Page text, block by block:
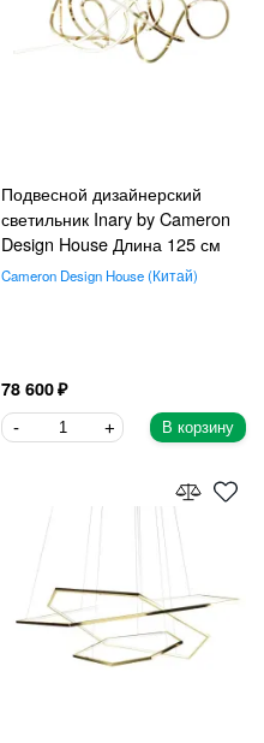
Подвесной дизайнерский
светильник Inary by Cameron
Design House Длина 125 см
Cameron Design House Китай
78 600
В корзину